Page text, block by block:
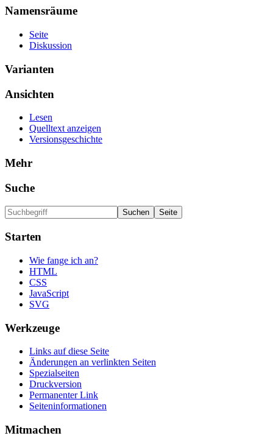
Namensräume
Seite
Diskussion
Varianten
Ansichten
Lesen
Quelltext anzeigen
Versionsgeschichte
Mehr
Suche
Starten
Wie fange ich an?
HTML
CSS
JavaScript
SVG
Werkzeuge
Links auf diese Seite
Änderungen an verlinkten Seiten
Spezialseiten
Druckversion
Permanenter Link
Seiten­informationen
Mitmachen